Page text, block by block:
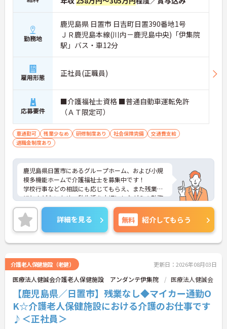
勤務地
鹿児島県 日置市 日吉町日置390番地1号
ＪＲ鹿児島本線(川内－鹿児島中央)「伊集院
駅」バス・車12分
雇用形態 正社員(正職員)
応募要件
■介護福祉士資格 ■普通自動車運転免許
（ＡＴ限定可）
車通勤可 残業少なめ 研修制度あり 社会保険完備
交通費支給
退職金制度あり
鹿児島県日置市にあるグループホーム、および小規
模多機能ホームで介護福祉士を募集中です！
学校行事などの相談にも応じてもらえ、また残業も
ほとんどないため、私生活を大切にしながらの勤務
も可能◎
ご興味ある方には、面接対策ポイントなど、詳細を
お話しいたしますのでお気軽にご相談ください。
詳細を見る 無料 紹介してもらう
介護老人保健施設（老健） 更新日：2026年08月03日
医療法人健誠会介護老人保健施設 アンダンテ伊集院 医療法人健誠会
【鹿児島県／日置市】残業なし◆マイカー通勤O
K☆介護老人保健施設における介護のお仕事です
♪＜正社員＞